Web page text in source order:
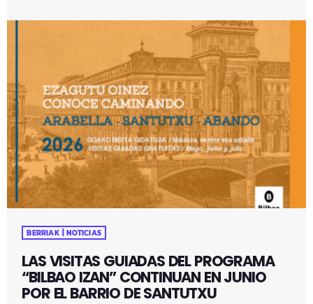
BERRIAK | NOTICIAS
LAS VISITAS GUIADAS DEL PROGRAMA
“BILBAO IZAN” CONTINUAN EN JUNIO
POR EL BARRIO DE SANTUTXU